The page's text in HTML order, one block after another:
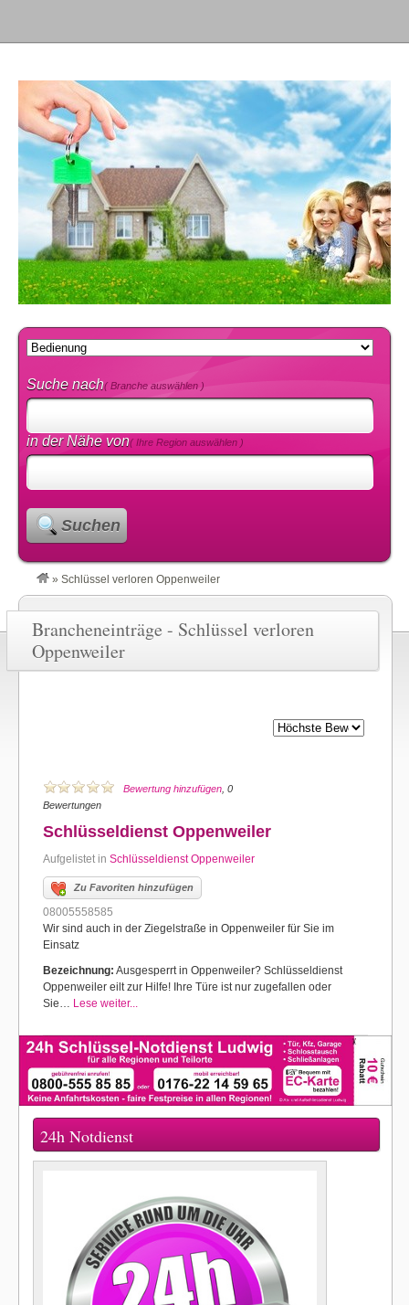
Suche nach( Branche auswählen )
in der Nähe von( Ihre Region auswählen )
Suchen
» Schlüssel verloren Oppenweiler
Brancheneinträge - Schlüssel verloren
Oppenweiler
Bewertung hinzufügen , 0
Bewertungen
Schlüsseldienst Oppenweiler
Aufgelistet in Schlüsseldienst Oppenweiler
Zu Favoriten hinzufügen
08005558585
Wir sind auch in der Ziegelstraße in Oppenweiler für Sie im
Einsatz
Bezeichnung: Ausgesperrt in Oppenweiler? Schlüsseldienst
Oppenweiler eilt zur Hilfe! Ihre Türe ist nur zugefallen oder
Sie… Lese weiter...
24h Notdienst